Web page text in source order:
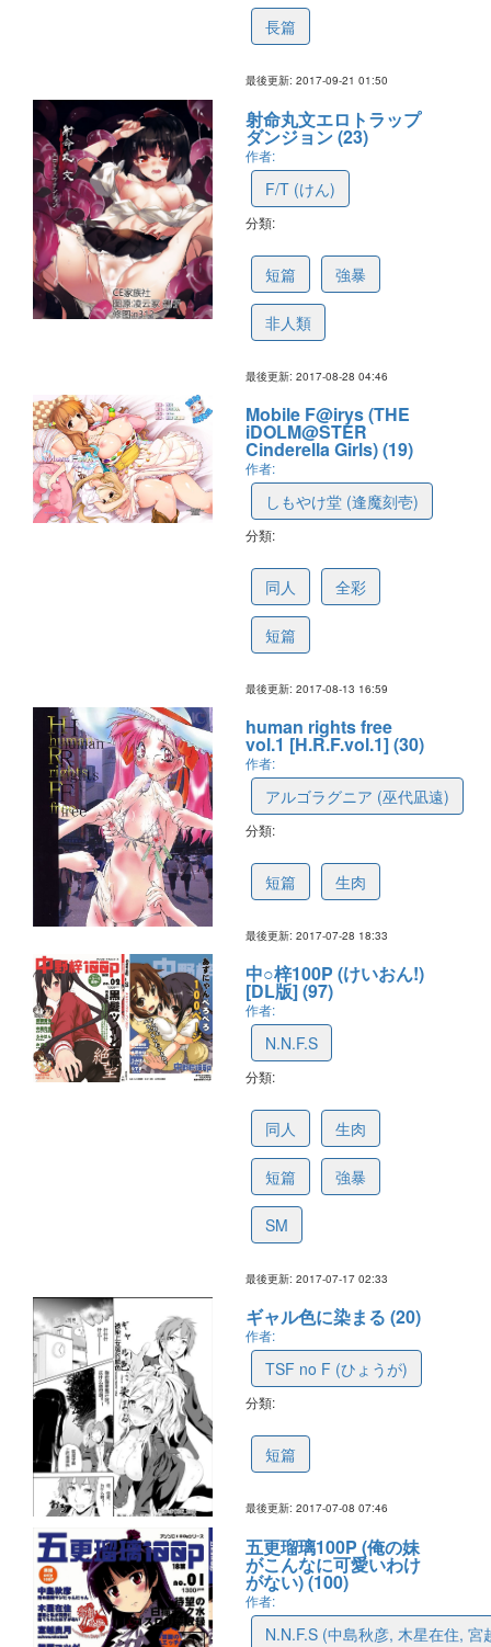
長篇
最後更新: 2017-09-21 01:50
射命丸文エロトラップ
ダンジョン (23)
作者:
F/T (けん)
分類:
短篇 強暴
非人類
最後更新: 2017-08-28 04:46
Mobile F@irys (THE
iDOLM@STER
Cinderella Girls) (19)
作者:
しもやけ堂 (逢魔刻壱)
分類:
同人 全彩
短篇
最後更新: 2017-08-13 16:59
human rights free
vol.1 [H.R.F.vol.1] (30)
作者:
アルゴラグニア (巫代凪遠)
分類:
短篇 生肉
最後更新: 2017-07-28 18:33
中○梓100P (けいおん!)
[DL版] (97)
作者:
N.N.F.S
分類:
同人 生肉
短篇 強暴
SM
最後更新: 2017-07-17 02:33
ギャル色に染まる (20)
作者:
TSF no F (ひょうが)
分類:
短篇
最後更新: 2017-07-08 07:46
五更瑠璃100P (俺の妹
がこんなに可愛いわけ
がない) (100)
作者:
N.N.F.S (中島秋彦, 木星在住,